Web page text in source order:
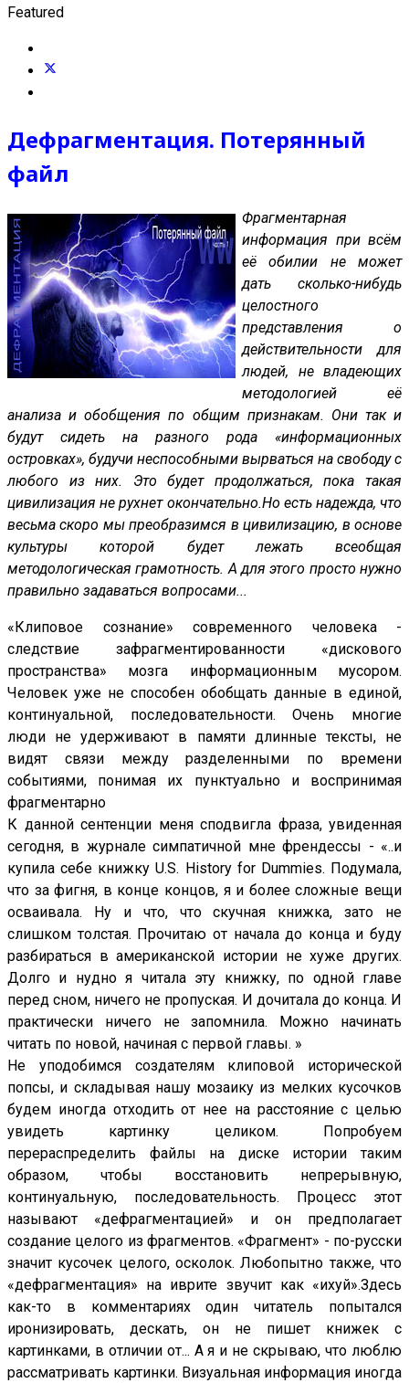
Featured
Дефрагментация. Потерянный
файл
Фрагментарная
информация при всём
её обилии не может
дать сколько-нибудь
целостного
представления о
действительности для
людей, не владеющих
методологией её
анализа и обобщения по общим признакам. Они так и
будут сидеть на разного рода «информационных
островках», будучи неспособными вырваться на свободу с
любого из них. Это будет продолжаться, пока такая
цивилизация не рухнет окончательно.Но есть надежда, что
весьма скоро мы преобразимся в цивилизацию, в основе
культуры которой будет лежать всеобщая
методологическая грамотность. А для этого просто нужно
правильно задаваться вопросами...
«Клиповое сознание» современного человека -
следствие зафрагментированности «дискового
пространства» мозга информационным мусором.
Человек уже не способен обобщать данные в единой,
континуальной, последовательности. Очень многие
люди не удерживают в памяти длинные тексты, не
видят связи между разделенными по времени
событиями, понимая их пунктуально и воспринимая
фрагментарно
К данной сентенции меня сподвигла фраза, увиденная
сегодня, в журнале симпатичной мне френдессы - «..и
купила себе книжку U.S. History for Dummies. Подумала,
что за фигня, в конце концов, я и более сложные вещи
осваивала. Ну и что, что скучная книжка, зато не
слишком толстая. Прочитаю от начала до конца и буду
разбираться в американской истории не хуже других.
Долго и нудно я читала эту книжку, по одной главе
перед сном, ничего не пропуская. И дочитала до конца. И
практически ничего не запомнила.
Можно начинать
читать по новой, начиная с первой главы. »
Не уподобимся создателям клиповой исторической
попсы, и складывая нашу мозаику из мелких кусочков
будем иногда отходить от нее на расстояние с целью
увидеть картинку целиком. Попробуем
перераспределить файлы на диске истории таким
образом, чтобы восстановить непрерывную,
континуальную, последовательность. Процесс этот
называют «дефрагментацией» и он предполагает
создание целого из фрагментов. «Фрагмент» - по-русски
значит кусочек целого, осколок. Любопытно также, что
«дефрагментация» на иврите звучит как «ихуй».Здесь
как-то в комментариях один читатель попытался
иронизировать, дескать, он не пишет книжек с
картинками, в отличии от... А я и не скрываю, что люблю
рассматривать картинки. Визуальная информация иногда